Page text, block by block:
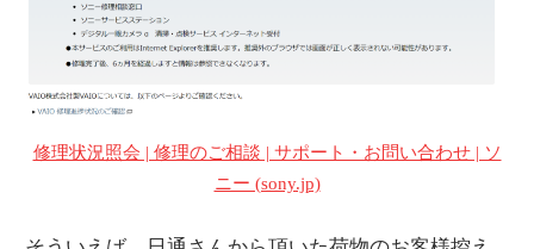
修理状況照会 | 修理のご相談 | サポート・お問い合わせ | ソ
ニー (sony.jp)